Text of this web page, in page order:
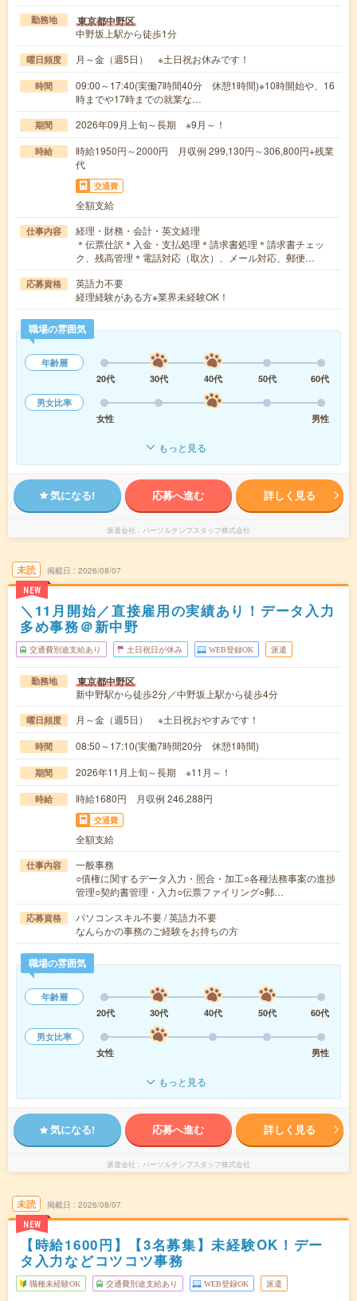
勤務地 東京都中野区
中野坂上駅から徒歩1分
曜日頻度 月～金（週5日） ※土日祝お休みです！
時間
09:00～17:40(実働7時間40分 休憩1時間)※10時開始や、16
時までや17時までの就業な…
期間 2026年09月上旬～長期 ※9月～！
時給
時給1950円～2000円 月収例 299,130円～306,800円+残業
代
交通費
全額支給
仕事内容
経理・財務・会計・英文経理
＊伝票仕訳＊入金・支払処理＊請求書処理＊請求書チェッ
ク、残高管理＊電話対応（取次）、メール対応、郵便…
応募資格
英語力不要
経理経験がある方※業界未経験OK！
職場の雰囲気
年齢層
20代
30代 40代 50代
60代
男女比率
女性
男性
もっと見る
気になる! 応募へ進む 詳しく見る
派遣会社 パーソルテンプスタッフ株式会社
未読
NEW
掲載日 2026/08/07
＼11月開始／直接雇用の実績あり！データ入力
多め事務＠新中野
交通費別途支給あり 土日祝日が休み WEB登録OK 派遣
勤務地 東京都中野区
新中野駅から徒歩2分／中野坂上駅から徒歩4分
曜日頻度 月～金（週5日） ※土日祝おやすみです！
時間 08:50～17:10(実働7時間20分 休憩1時間)
期間 2026年11月上旬～長期 ※11月～！
時給 時給1680円 月収例 246,288円
交通費
全額支給
仕事内容
一般事務
○債権に関するデータ入力・照合・加工○各種法務事案の進捗
管理○契約書管理・入力○伝票ファイリング○郵…
応募資格
パソコンスキル不要 / 英語力不要
なんらかの事務のご経験をお持ちの方
職場の雰囲気
年齢層
20代
30代 40代 50代
60代
男女比率
女性
男性
もっと見る
気になる! 応募へ進む 詳しく見る
派遣会社 パーソルテンプスタッフ株式会社
未読
NEW
掲載日 2026/08/07
【時給1600円】【3名募集】未経験OK！デー
タ入力などコツコツ事務
職種未経験OK 交通費別途支給あり WEB登録OK 派遣